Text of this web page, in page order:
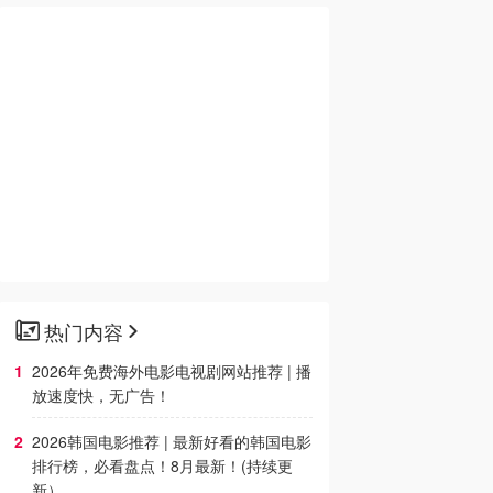
热门内容
2026年免费海外电影电视剧网站推荐 | 播
放速度快，无广告！
2026韩国电影推荐 | 最新好看的韩国电影
排行榜，必看盘点！8月最新！(持续更